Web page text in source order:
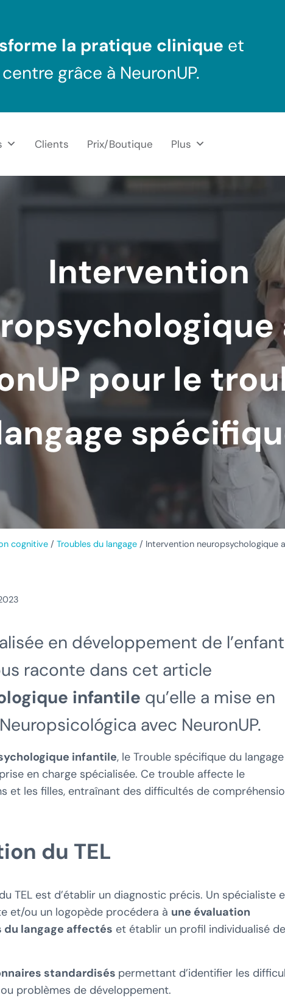
la pratique clinique et
grâce à NeuronUP.
Clients Prix/Boutique Plus
Intervention
pour le
cognitive / Troubles du langage / Intervention neuropsychologique
en développement de l’enfant
raconte dans cet article
infantile qu’elle a mise en
avec NeuronUP.
infantile, le Trouble spécifique du langage
en charge spécialisée. Ce trouble affecte le
et les filles, entraînant des difficultés de
du TEL
TEL est d’établir un diagnostic précis. Un spécialiste
et/ou un logopède procédera à une évaluation
du langage affectés et établir un profil individualisé de
standardisés permettant d’identifier les
problèmes de développement.